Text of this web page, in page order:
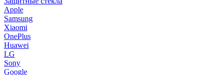
Apple
Samsung
Xiaomi
OnePlus
Huawei
LG
Sony
Google